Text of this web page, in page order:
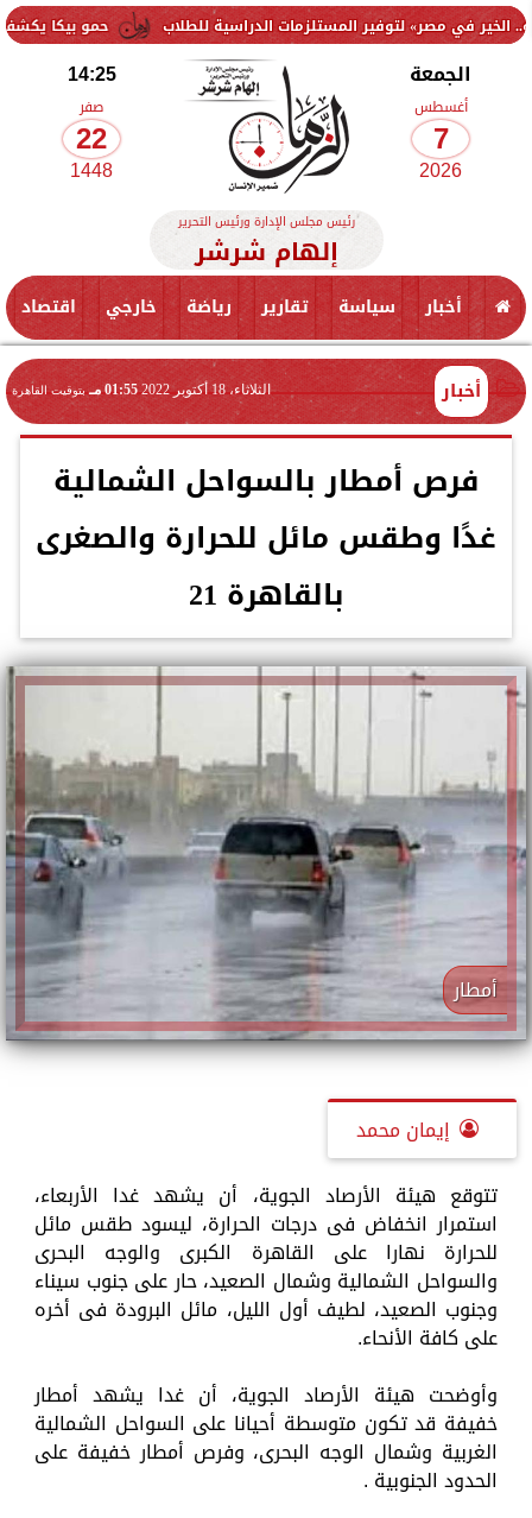
حمو بيكا يكشف سر خسارة 40 كيلو في شهرين: التزمت بنظام غذائي وتعليمات الطبيب المستلزمات الدراسية للطلاب
الجمعة
أغسطس
7
2026
14:25
صفر
22
1448
رئيس مجلس الإدارة ورئيس التحرير
إلهام شرشر
أخبار سياسة تقارير رياضة خارجي اقتصاد
أخبار الثلاثاء، 18 أكتوبر 2022 01:55 مـ بتوقيت القاهرة
فرص أمطار بالسواحل الشمالية
غدًا وطقس مائل للحرارة والصغرى
بالقاهرة 21
أمطار
إيمان محمد
تتوقع هيئة الأرصاد الجوية، أن يشهد غدا الأربعاء،
استمرار انخفاض فى درجات الحرارة، ليسود طقس مائل
للحرارة نهارا على القاهرة الكبرى والوجه البحرى
والسواحل الشمالية وشمال الصعيد، حار على جنوب سيناء
وجنوب الصعيد، لطيف أول الليل، مائل البرودة فى أخره
على كافة الأنحاء.
وأوضحت هيئة الأرصاد الجوية، أن غدا يشهد أمطار
خفيفة قد تكون متوسطة أحيانا على السواحل الشمالية
الغربية وشمال الوجه البحرى، وفرص أمطار خفيفة على
الحدود الجنوبية .